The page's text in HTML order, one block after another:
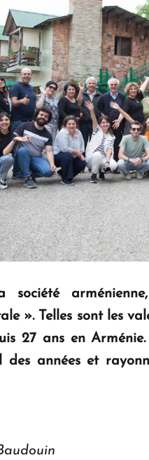
». Telles sont les
27 ans en
années et